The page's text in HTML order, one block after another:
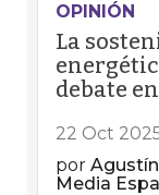
OPINIÓN
La
debate
22 Oct
por
Media